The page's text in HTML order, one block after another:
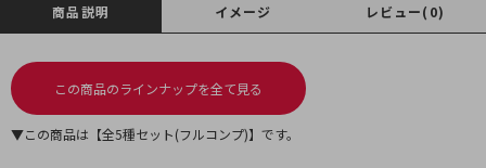
商品説明 イメージ レビュー(0)
この商品のラインナップを全て見る
▼この商品は【全5種セット(フルコンプ)】です。